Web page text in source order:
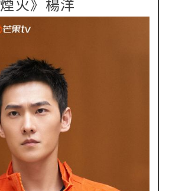
煙火》楊洋